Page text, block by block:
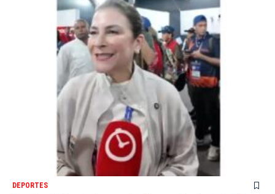
DEPORTES